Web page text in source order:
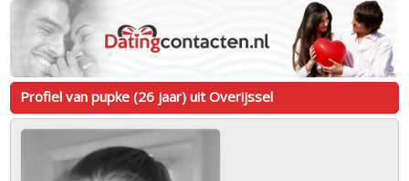
Profiel van pupke (26 jaar) uit Overijssel